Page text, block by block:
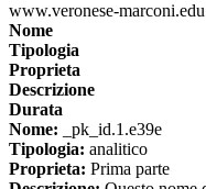
www.veronese-
Nome
Tipologia
Proprieta
Descrizione
Durata
Nome: _pk_id.1.e39e
Tipologia: analitico
Proprieta: Prima parte